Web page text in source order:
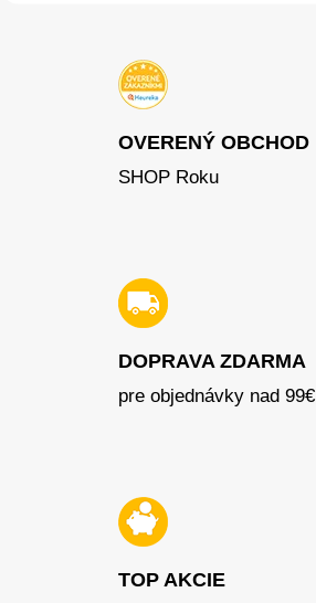
OVERENÝ OBCHOD
SHOP Roku
DOPRAVA ZDARMA
pre objednávky nad 99€
TOP AKCIE